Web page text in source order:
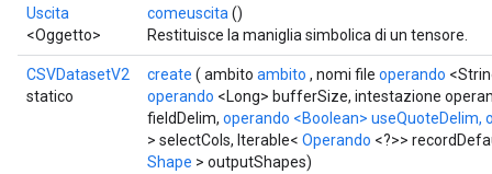
Uscita
<Oggetto>
comeuscita ()
Restituisce la maniglia simbolica di un tensore.
CSVDatasetV2
statico
create ( ambito ambito , nomi file operando
operando <Long> bufferSize, intestazione
fieldDelim, operando <Boolean> useQuoteDelim,
> selectCols, Iterable< Operando <?>>
Shape > outputShapes)